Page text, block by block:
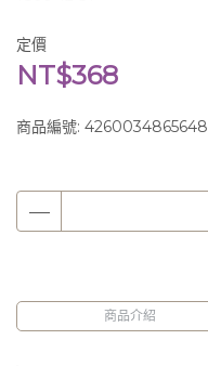
定價
NT$368
商品編號: 4260034865648
商品介紹